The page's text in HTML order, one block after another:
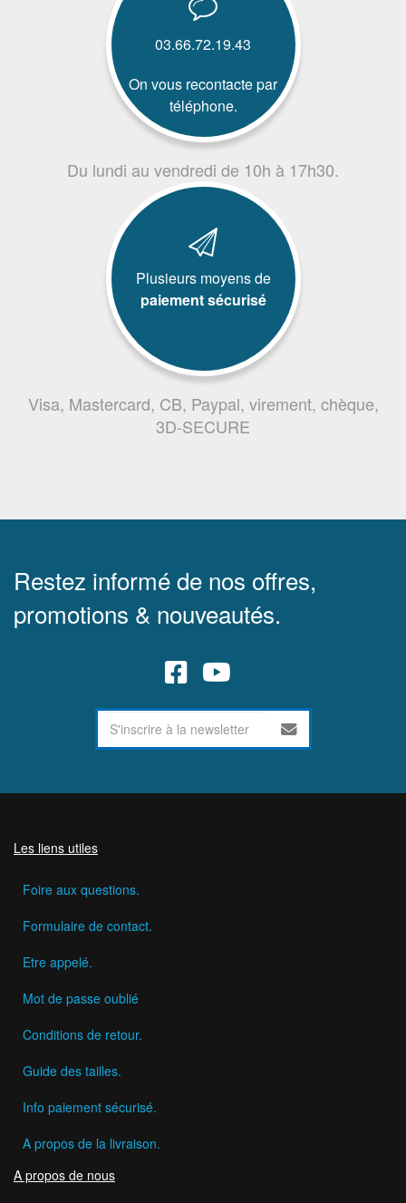
03.66.72.19.43
On vous recontacte par
téléphone.
Du lundi au vendredi de 10h à 17h30.
Plusieurs moyens de
paiement sécurisé
Visa, Mastercard, CB, Paypal, virement, chèque,
3D-SECURE
Restez informé de nos offres,
promotions & nouveautés.
Les liens utiles
Foire aux questions.
Formulaire de contact.
Etre appelé.
Mot de passe oublié
Conditions de retour.
Guide des tailles.
Info paiement sécurisé.
A propos de la livraison.
A propos de nous